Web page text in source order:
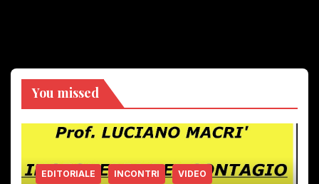
You missed
EDITORIALE INCONTRI VIDEO